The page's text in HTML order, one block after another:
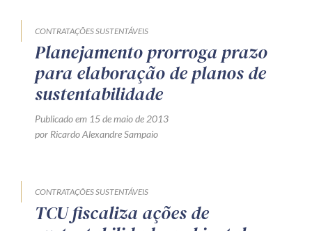
CONTRATAÇÕES SUSTENTÁVEIS
Planejamento prorroga prazo
para elaboração de planos de
sustentabilidade
Publicado em 15 de maio de 2013
por Ricardo Alexandre Sampaio
CONTRATAÇÕES SUSTENTÁVEIS
TCU fiscaliza ações de